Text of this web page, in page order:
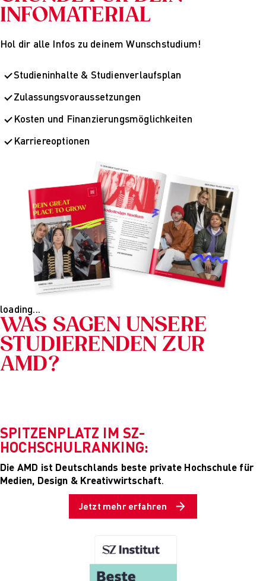
INFOMATERIAL
Hol dir alle Infos zu deinem Wunschstudium!
Studieninhalte & Studienverlaufsplan
Zulassungsvoraussetzungen
Kosten und Finanzierungsmöglichkeiten
Karriereoptionen
loading...
WAS SAGEN UNSERE
STUDIERENDEN ZUR
AMD?
SPITZENPLATZ IM SZ-
HOCHSCHULRANKING:
Die AMD ist Deutschlands beste private Hochschule für
Medien, Design & Kreativwirtschaft.
Jetzt mehr erfahren